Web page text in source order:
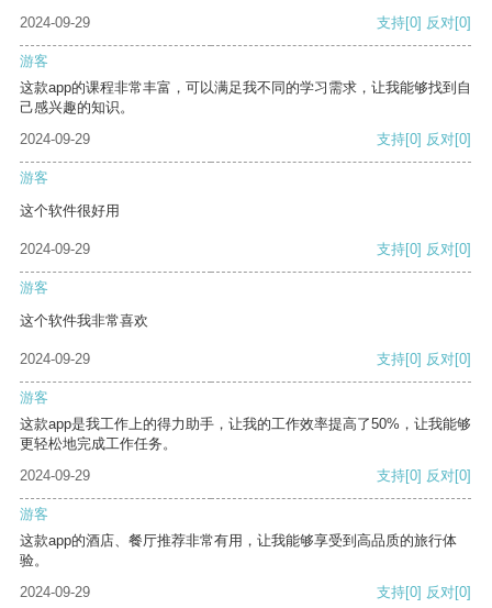
2024-09-29 支持[0] 反对[0]
游客
这款app的课程非常丰富，可以满足我不同的学习需求，让我能够找到自
己感兴趣的知识。
2024-09-29
支持[0] 反对[0]
游客
这个软件很好用
2024-09-29 支持[0] 反对[0]
游客
这个软件我非常喜欢
2024-09-29 支持[0] 反对[0]
游客
这款app是我工作上的得力助手，让我的工作效率提高了50%，让我能够
更轻松地完成工作任务。
2024-09-29
支持[0] 反对[0]
游客
这款app的酒店、餐厅推荐非常有用，让我能够享受到高品质的旅行体
验。
2024-09-29
支持[0] 反对[0]